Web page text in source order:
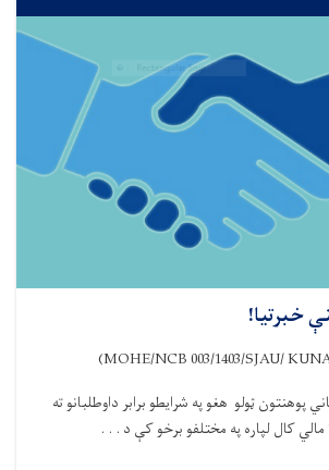
خبرتیا!
(MOHE/NCB 003/1403/SJAU/
پوهنتون ټولو هغو په شرایطو برابر داوطلبانو ته